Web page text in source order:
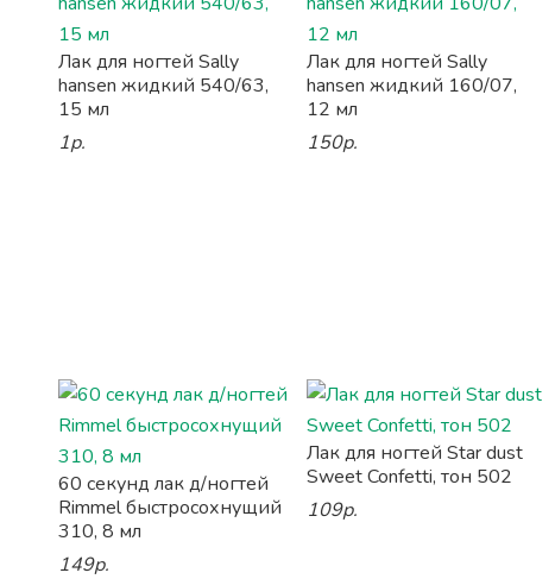
Лак для ногтей Sally
hansen жидкий 540/63,
15 мл
1р.
Лак для ногтей Sally
hansen жидкий 160/07,
12 мл
150р.
60 секунд лак д/ногтей
Rimmel быстросохнущий
310, 8 мл
149р.
Лак для ногтей Star dust
Sweet Confetti, тон 502
109р.